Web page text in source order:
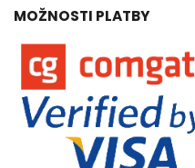
MOŽNOSTI PLATBY